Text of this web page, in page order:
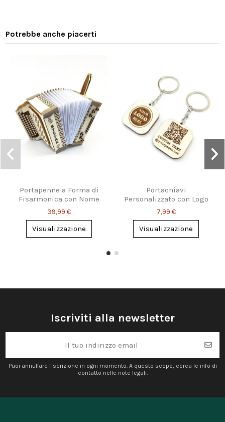
Potrebbe anche piacerti
Portapenne a Forma di
Fisarmonica con Nome
Personalizzato
39,99 €
Visualizzazione
Portachiavi
Personalizzato con Logo
e QR Code
7,99 €
Visualizzazione
Iscriviti alla newsletter
Puoi annullare l'iscrizione in ogni momento. A questo scopo, cerca le info di
contatto nelle note legali.